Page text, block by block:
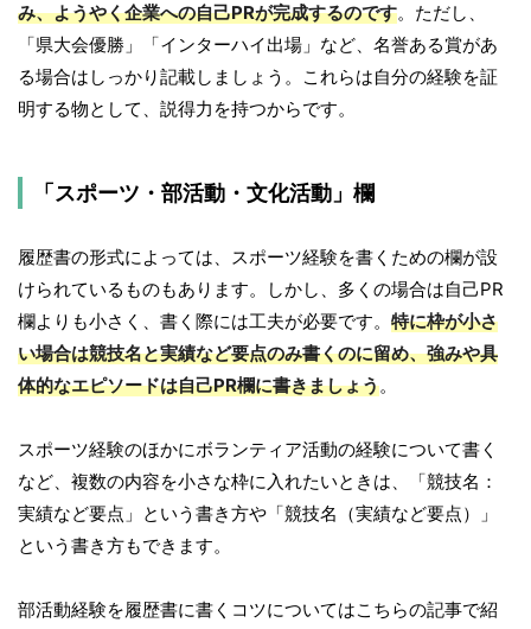
み、ようやく企業への自己PRが完成するのです。ただし、
「県大会優勝」「インターハイ出場」など、名誉ある賞があ
る場合はしっかり記載しましょう。これらは自分の経験を証
明する物として、説得力を持つからです。
「スポーツ・部活動・文化活動」欄
履歴書の形式によっては、スポーツ経験を書くための欄が設
けられているものもあります。しかし、多くの場合は自己PR
欄よりも小さく、書く際には工夫が必要です。 特に枠が小さ
い場合は競技名と実績など要点のみ書くのに留め、強みや具
体的なエピソードは自己PR欄に書きましょう。
スポーツ経験のほかにボランティア活動の経験について書く
など、複数の内容を小さな枠に入れたいときは、「競技名：
実績など要点」という書き方や「競技名（実績など要点）」
という書き方もできます。
部活動経験を履歴書に書くコツについてはこちらの記事で紹